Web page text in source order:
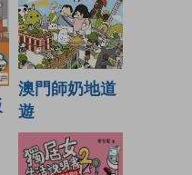
澳門師奶地道
遊